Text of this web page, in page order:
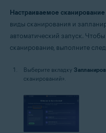
Настраиваемое сканирование
виды сканирования и
автоматический запуск.
сканирование, выполните
Выберите вкладку
сканирований».